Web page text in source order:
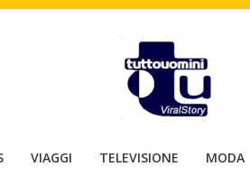
VIAGGI TELEVISIONE MODA